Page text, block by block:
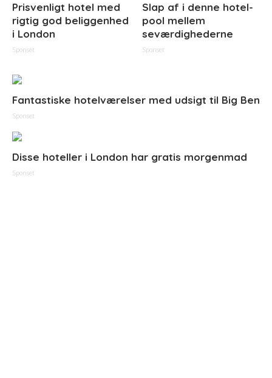
Prisvenligt hotel med
rigtig god beliggenhed
i London
Sponset
Slap af i denne hotel-
pool mellem
seværdighederne
Sponset
Fantastiske hotelværelser med udsigt til Big Ben
Sponset
Disse hoteller i London har gratis morgenmad
Sponset